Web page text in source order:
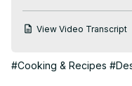
View Video Transcript
#Cooking & Recipes